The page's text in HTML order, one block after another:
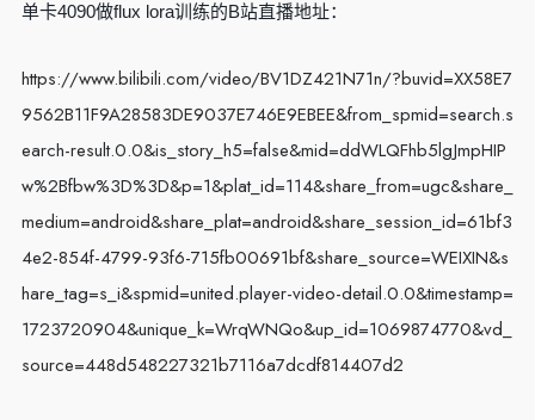
单卡4090做flux lora训练的B站直播地址：
https://www.bilibili.com/video/BV1DZ421N71n/?buvid=XX58E7
9562B11F9A28583DE9037E746E9EBEE&from_spmid=search.s
earch-result.0.0&is_story_h5=false&mid=ddWLQFhb5lgJmpHIP
w%2Bfbw%3D%3D&p=1&plat_id=114&share_from=ugc&share_
medium=android&share_plat=android&share_session_id=61bf3
4e2-854f-4799-93f6-715fb00691bf&share_source=WEIXIN&s
hare_tag=s_i&spmid=united.player-video-detail.0.0&timestamp=
1723720904&unique_k=WrqWNQo&up_id=1069874770&vd_
source=448d548227321b7116a7dcdf814407d2